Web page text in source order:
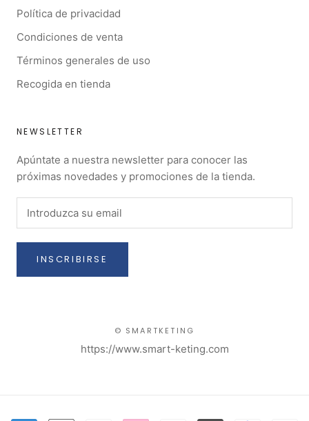
Política de privacidad
Condiciones de venta
Términos generales de uso
Recogida en tienda
NEWSLETTER
Apúntate a nuestra newsletter para conocer las
próximas novedades y promociones de la tienda.
INSCRIBIRSE
© SMARTKETING
https://www.smart-keting.com